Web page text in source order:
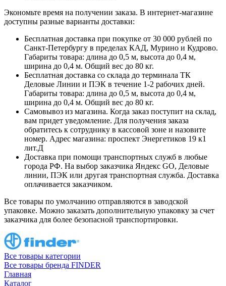
Экономьте время на получении заказа. В интернет-магазине
доступны разные варианты доставки:
Бесплатная доставка при покупке от 30 000 рублей по
Санкт-Петербургу в пределах КАД, Мурино и Кудрово.
Габариты товара: длина до 0,5 м, высота до 0,4 м,
ширина до 0,4 м. Общий вес до 80 кг.
Бесплатная доставка со склада до терминала ТК
Деловые Линии и ПЭК в течение 1-2 рабочих дней.
Габариты товара: длина до 0,5 м, высота до 0,4 м,
ширина до 0,4 м. Общий вес до 80 кг.
Самовывоз из магазина. Когда заказ поступит на склад,
вам придет уведомление. Для получения заказа
обратитесь к сотруднику в кассовой зоне и назовите
номер. Адрес магазина: проспект Энергетиков 19 к1
лит.Д
Доставка при помощи транспортных служб в любые
города РФ. На выбор заказчика Яндекс GO, Деловые
линии, ПЭК или другая транспортная служба. Доставка
оплачивается заказчиком.
Все товары по умолчанию отправляются в заводской
упаковке. Можно заказать дополнительную упаковку за счет
заказчика для более безопасной транспортировки.
Все товары категории
Все товары бренда FINDER
Главная
Каталог